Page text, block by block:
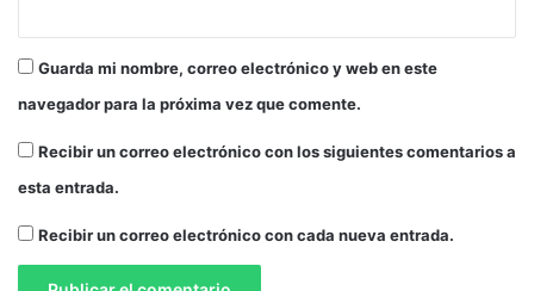
Guarda mi nombre, correo electrónico y web en este
navegador para la próxima vez que comente.
Recibir un correo electrónico con los siguientes comentarios a
esta entrada.
Recibir un correo electrónico con cada nueva entrada.